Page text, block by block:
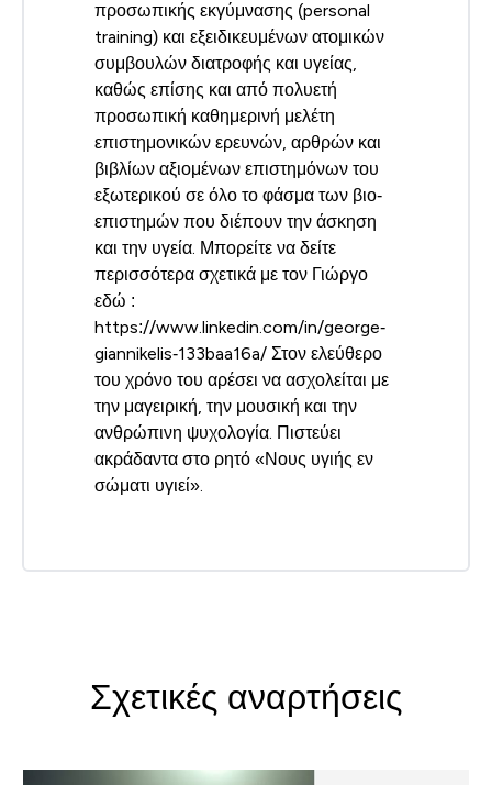
προσωπικής εκγύμνασης (personal
training) και εξειδικευμένων ατομικών
συμβουλών διατροφής και υγείας,
καθώς επίσης και από πολυετή
προσωπική καθημερινή μελέτη
επιστημονικών ερευνών, αρθρών και
βιβλίων αξιομένων επιστημόνων του
εξωτερικού σε όλο το φάσμα των βιο‐
επιστημών που διέπουν την άσκηση
και την υγεία. Μπορείτε να δείτε
περισσότερα σχετικά με τον Γιώργο
εδώ :
https://www.linkedin.com/in/george‐
giannikelis‐133baa16a/ Στον ελεύθερο
του χρόνο του αρέσει να ασχολείται με
την μαγειρική, την μουσική και την
ανθρώπινη ψυχολογία. Πιστεύει
ακράδαντα στο ρητό «Νους υγιής εν
σώματι υγιεί».
Σχετικές αναρτήσεις